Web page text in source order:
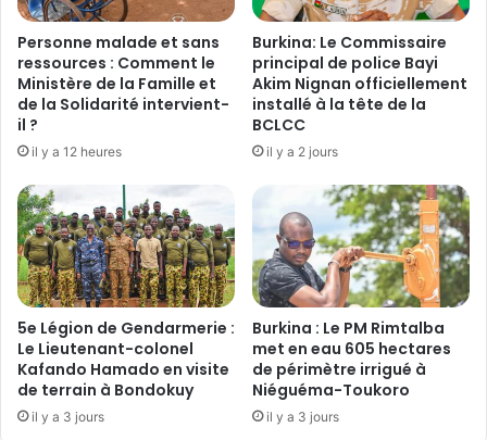
i
o
n
a
l
e
d
n
s
l
e
s
l
o
c
a
u
x
l
i
n
a
d
e
s
i
t
u
é
,
'
a
r
m
é
Personne malade et sans
ressources : Comment le
Ministère de la Famille et
de la Solidarité intervient-
il ?
il y a 12 heures
Burkina: Le Commissaire
principal de police Bayi
Akim Nignan officiellement
installé à la tête de la
BCLCC
il y a 2 jours
5e Légion de Gendarmerie :
Le Lieutenant-colonel
Kafando Hamado en visite
de terrain à Bondokuy
il y a 3 jours
Burkina : Le PM Rimtalba
met en eau 605 hectares
de périmètre irrigué à
Niéguéma-Toukoro
il y a 3 jours